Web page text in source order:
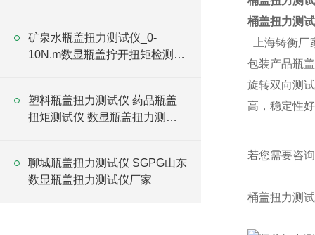
矿泉水瓶盖扭力测试仪_0-
10N.m数显瓶盖拧开扭矩检测仪
塑料瓶盖扭力测试仪 药品瓶盖
扭矩测试仪 数显瓶盖扭力测试
聊城瓶盖扭力测试仪 SGPG山东
数显瓶盖扭力测试仪厂家
桶盖扭力测
上海铸衡厂
包装产品瓶
旋转双向测
高，稳定性
若您需要咨
桶盖扭力测